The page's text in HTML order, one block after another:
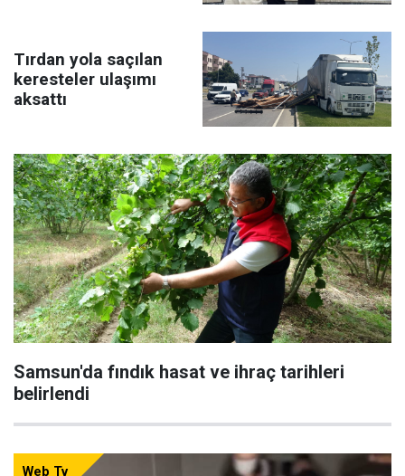
Tırdan yola saçılan
keresteler ulaşımı
aksattı
Samsun'da fındık hasat ve ihraç tarihleri
belirlendi
Web Tv